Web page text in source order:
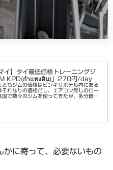
イ】タイ最低価格トレーニングジ
KPD(กำแพงดิน)」270円/day
どもジムの価格はビンキリホテル内にある
それなりの価格だし、エアコン無しのロー
国で数々のジムを使ってきたが、多分最低
かに寄って、必要ないもの